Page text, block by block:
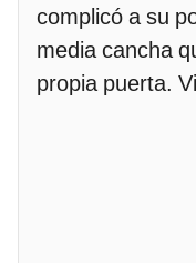
complicó a su
media cancha
propia puerta.